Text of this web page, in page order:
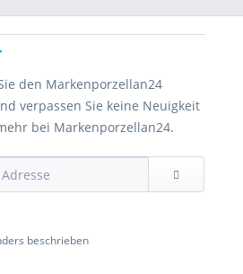
den Markenporzellan24
verpassen Sie keine Neuigkeit
bei Markenporzellan24.
beschrieben